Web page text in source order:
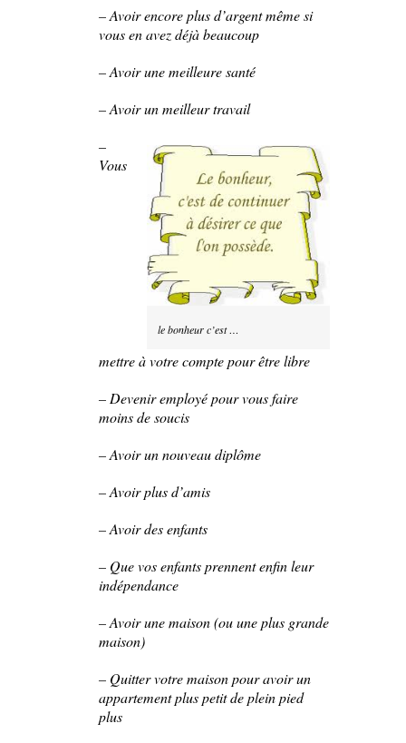
– Avoir encore plus d’argent même si
vous en avez déjà beaucoup
– Avoir une meilleure santé
– Avoir un meilleur travail
le bonheur c’est …
–
Vous
mettre à votre compte pour être libre
– Devenir employé pour vous faire
moins de soucis
– Avoir un nouveau diplôme
– Avoir plus d’amis
– Avoir des enfants
– Que vos enfants prennent enfin leur
indépendance
– Avoir une maison (ou une plus grande
maison)
– Quitter votre maison pour avoir un
appartement plus petit de plein pied
plus